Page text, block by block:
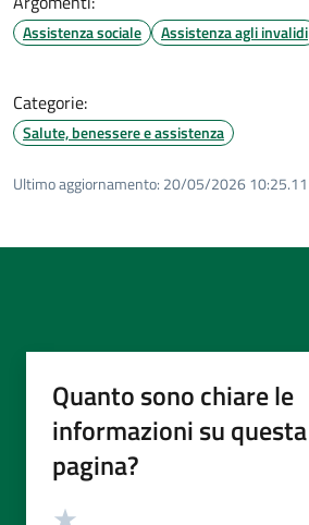
Assistenza sociale Assistenza agli invalidi
Categorie:
Salute, benessere e assistenza
Ultimo aggiornamento: 20/05/2026 10:25.11
Quanto sono chiare le
informazioni su questa
pagina?
Valutazione